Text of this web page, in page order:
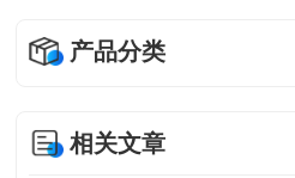
产品分类
相关文章